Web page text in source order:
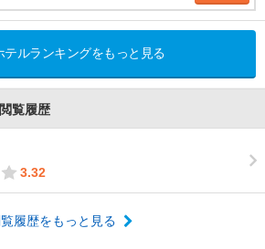
テルランキングをもっと見る
覧履歴
3.32
履歴をもっと見る